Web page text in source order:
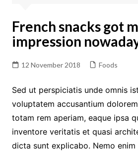
French snacks got
impression
12 November 2018 Foods
Sed ut perspiciatis unde omnis
voluptatem accusantium
totam rem aperiam, eaque ipsa
inventore veritatis et quasi
dicta sunt explicabo. Nemo